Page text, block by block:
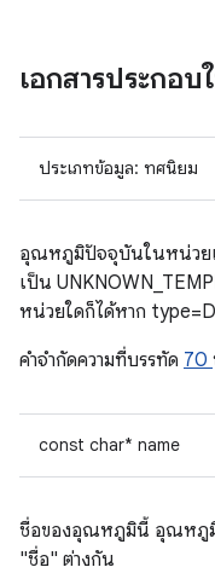
เอกสารประกอบ
ประเภทข้อมูล: ทศนิยม
อุณหภูมิปัจจุบันในหน่วยเ
เป็น
หน่วยใดก็ได้หาก
คําจํากัดความที่บรรทัด 70
const char* name
ชื่อของอุณหภูมินี้ อุณหภูมิ
"ชื่อ" ต่างกัน